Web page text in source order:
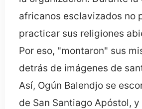
africanos esclavizados no
practicar sus religiones
Por eso, "montaron" sus
detrás de imágenes de
Así, Ogún Balendjo se
de San Santiago Apóstol,